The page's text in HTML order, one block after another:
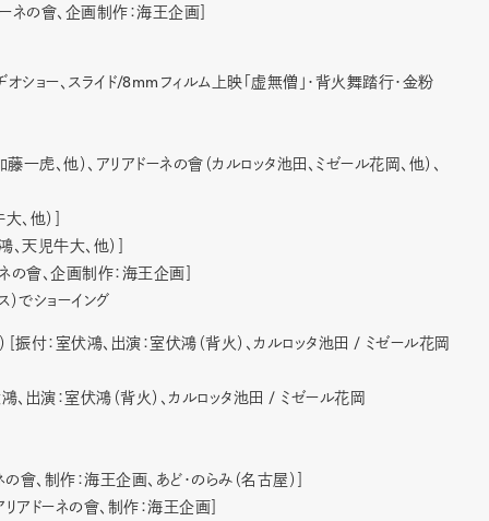
ネの會、企画制作：海王企画］
ショー、スライド/8mm フィルム上映「虚無僧」・背火舞踏行・金粉
、他）、アリアドーネの會（カルロッタ池田、ミゼール花岡、他）、
他）］
天児牛大、他）］
の會、企画制作：海王企画］
）でショーイング
［振付：室伏鴻、出演：室伏鴻（背火）、カルロッタ池田 / ミゼール花岡
、出演：室伏鴻（背火）、カルロッタ池田 / ミゼール花岡
、制作：海王企画、あど・のらみ（名古屋）］
アドーネの會、制作：海王企画］